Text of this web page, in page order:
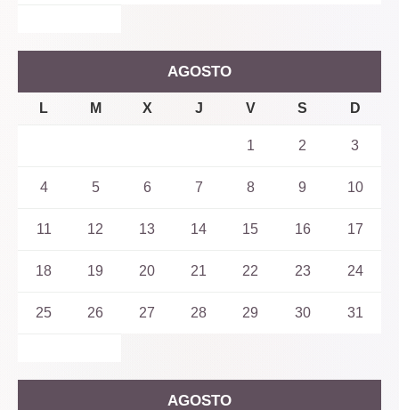
AGOSTO
L M X J V S D
1 2 3
4 5 6 7 8 9 10
11 12 13 14 15 16 17
18 19 20 21 22 23 24
25 26 27 28 29 30 31
AGOSTO